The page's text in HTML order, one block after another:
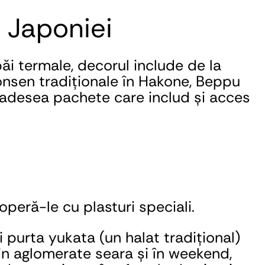
Japoniei
termale, decorul include de la
tradiționale în Hakone, Beppu
pachete care includ și acces
le cu plasturi speciali.
purta yukata (un halat tradițional)
aglomerate seara și în weekend,